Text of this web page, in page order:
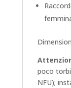
poco
NFU);